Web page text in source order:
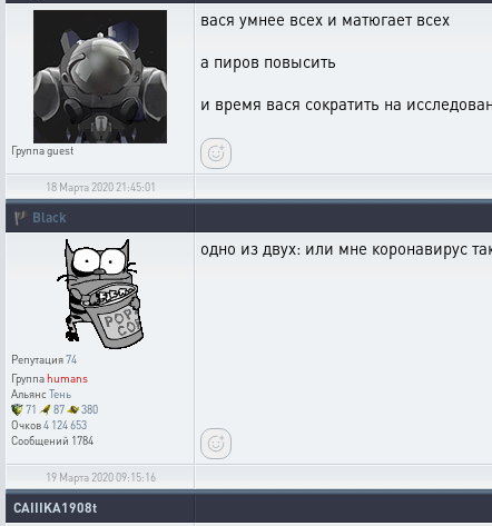
Группаguest
вася умнее всех и матюгает всех
а пиров повысить
и время вася сократить на
18 Марта 2020 21:45:01
🏴 Black
Репутация74
Группаhumans
АльянсТень
71
87
380
Очков4 124 653
Сообщений 1784
одно из двух: или мне коронавирус
19 Марта 2020 09:15:16
CAIIIKA1908t